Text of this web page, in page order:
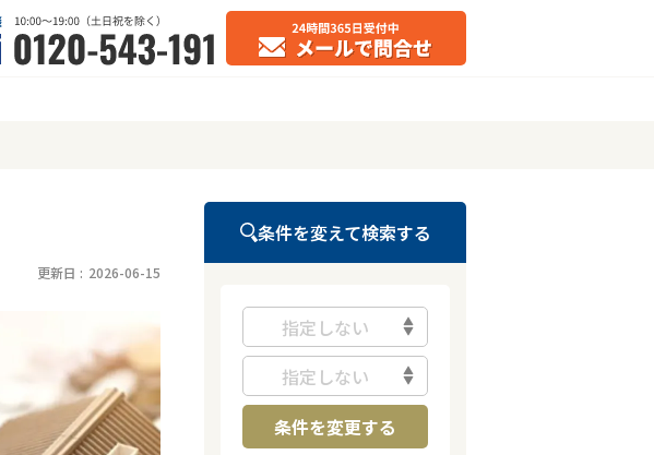
更新日 : 2026-06-15
条件を変えて検索する
指定しない
指定しない
条件を変更する